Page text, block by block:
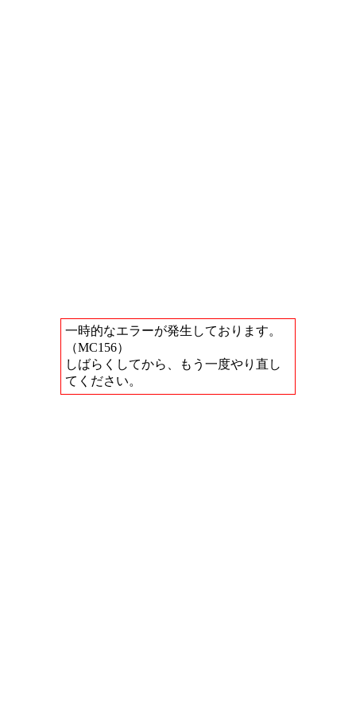
一時的なエラーが発生しております。
（MC156）
しばらくしてから、もう一度やり直し
てください。